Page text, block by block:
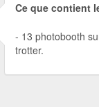
Ce que contient
13 photobooth
trotter.